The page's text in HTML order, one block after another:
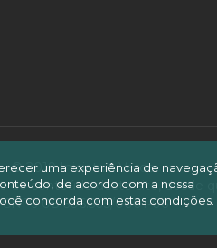
© 2019 Iniciativa Verde.
do conteúdo deste site, desde
CNPJ 08.606.505/0001-06
uma experiência de
de acordo com a nossa
concorda com estas condições.